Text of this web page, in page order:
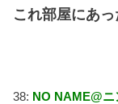
これ部屋にあ
38: NO NAME@